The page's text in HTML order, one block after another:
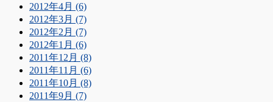
2012年4月 (6)
2012年3月 (7)
2012年2月 (7)
2012年1月 (6)
2011年12月 (8)
2011年11月 (6)
2011年10月 (8)
2011年9月 (7)